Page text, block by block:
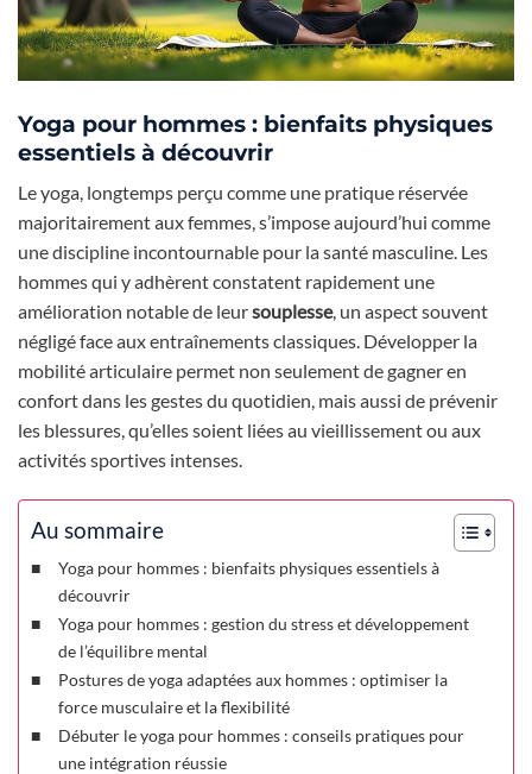
Yoga pour hommes : bienfaits physiques
essentiels à découvrir
Le yoga, longtemps perçu comme une pratique réservée
majoritairement aux femmes, s’impose aujourd’hui comme
une discipline incontournable pour la santé masculine. Les
hommes qui y adhèrent constatent rapidement une
amélioration notable de leursouplesse, un aspect souvent
négligé face aux entraînements classiques. Développer la
mobilité articulaire permet non seulement de gagner en
confort dans les gestes du quotidien, mais aussi de prévenir
les blessures, qu’elles soient liées au vieillissement ou aux
activités sportives intenses.
Au sommaire
Yoga pour hommes : bienfaits physiques essentiels à
découvrir
Yoga pour hommes : gestion du stress et développement
de l’équilibre mental
Postures de yoga adaptées aux hommes : optimiser la
force musculaire et la flexibilité
Débuter le yoga pour hommes : conseils pratiques pour
une intégration réussie